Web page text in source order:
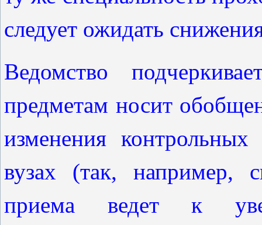
следует ожидать
Ведомство
предметам носит
изменения
вузах (так, например,
приема ведет к